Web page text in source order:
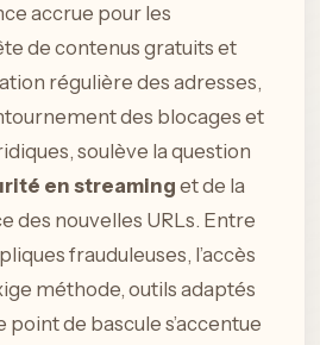
accrue pour les
de contenus gratuits et
régulière des adresses,
des blocages et
soulève la question
en streaming et de la
des nouvelles URLs. Entre
frauduleuses, l’accès
méthode, outils adaptés
de bascule s’accentue